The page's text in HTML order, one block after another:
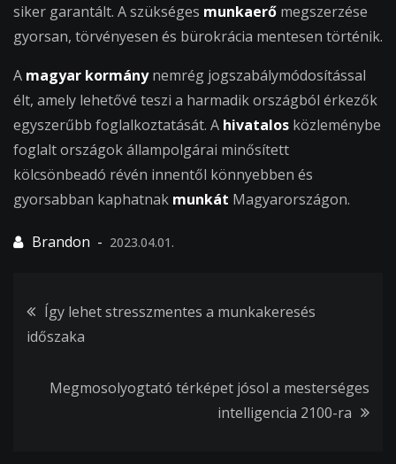
siker garantált. A szükséges munkaerő megszerzése
gyorsan, törvényesen és bürokrácia mentesen történik.
A magyar kormánynemrég jogszabálymódosítással
élt, amely lehetővé teszi a harmadik országból érkezők
egyszerűbb foglalkoztatását. A hivatalos közleménybe
foglalt országok állampolgárai minősített
kölcsönbeadó révén innentől könnyebben és
gyorsabban kaphatnak munkát Magyarországon.
2023.04.01.
Bejegyzés
Így lehet stresszmentes a munkakeresés
időszaka
Megmosolyogtató térképet jósol a mesterséges
intelligencia 2100-ra